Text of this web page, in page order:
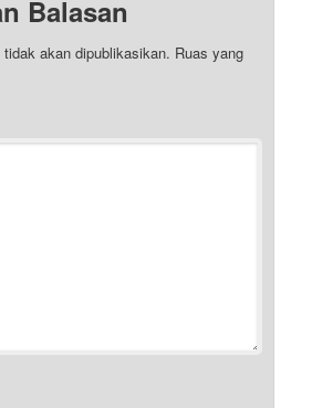
Balasan
akan dipublikasikan. Ruas yang